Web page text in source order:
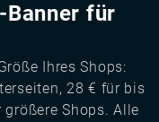
Banner für
Ihres Shops:
28 € für bis
Shops. Alle